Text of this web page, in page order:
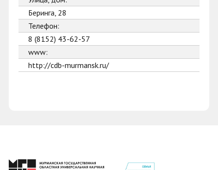
Беринга, 28
Телефон:
8 (8152) 43-62-57
www:
http://cdb-murmansk.ru/